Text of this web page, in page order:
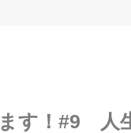
す！#9 人